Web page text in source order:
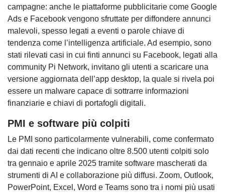
campagne: anche le piattaforme pubblicitarie come Google
Ads e Facebook vengono sfruttate per diffondere annunci
malevoli, spesso legati a eventi o parole chiave di
tendenza come l’intelligenza artificiale. Ad esempio, sono
stati rilevati casi in cui finti annunci su Facebook, legati alla
community Pi Network, invitano gli utenti a scaricare una
versione aggiornata dell’app desktop, la quale si rivela poi
essere un malware capace di sottrarre informazioni
finanziarie e chiavi di portafogli digitali.
PMI e software più colpiti
Le PMI sono particolarmente vulnerabili, come confermato
dai dati recenti che indicano oltre 8.500 utenti colpiti solo
tra gennaio e aprile 2025 tramite software mascherati da
strumenti di AI e collaborazione più diffusi. Zoom, Outlook,
PowerPoint, Excel, Word e Teams sono tra i nomi più usati